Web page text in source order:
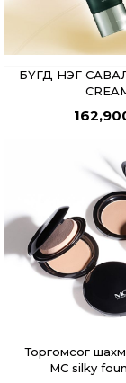
БҮГД НЭГ
Торгомсог
MC silky